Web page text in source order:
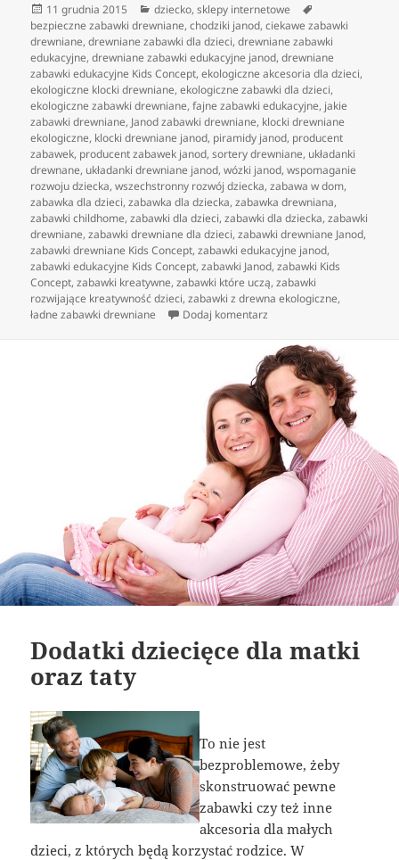
Data
publikacji
11 grudnia 2015 Kategorie
dziecko,sklepy internetowe
bezpieczne zabawki drewniane,chodziki janod,ciekawe zabawki
drewniane,drewniane zabawki dla dzieci,drewniane zabawki
edukacyjne,drewniane zabawki edukacyjne janod,drewniane
zabawki edukacyjne Kids Concept,ekologiczne akcesoria dla dzieci,
ekologiczne klocki drewniane,ekologiczne zabawki dla dzieci,
ekologiczne zabawki drewniane,fajne zabawki edukacyjne, jakie
zabawki drewniane, Janod zabawki drewniane, klocki drewniane
ekologiczne, klocki drewniane janod, piramidy janod, producent
zabawek, producent zabawek janod,sortery drewniane, układanki
drewnane, układanki drewniane janod,wózki janod,wspomaganie
rozwoju dziecka,wszechstronny rozwój dziecka,zabawa w dom,
zabawka dla dzieci,zabawka dla dziecka,zabawka drewniana,
zabawki childhome,zabawki dla dzieci,zabawki dla dziecka,zabawki
drewniane,zabawki drewniane dla dzieci,zabawki drewniane Janod,
zabawki drewniane Kids Concept,zabawki edukacyjne janod,
zabawki edukacyjne Kids Concept,zabawki Janod,zabawki Kids
Concept,zabawki kreatywne,zabawki które uczą,zabawki
rozwijające kreatywność dzieci,zabawki z drewna ekologiczne,
ładne zabawki drewniane
Dodaj komentarz
Dodatki dziecięce dla matki
oraz taty
To nie jest
bezproblemowe, żeby
skonstruować pewne
zabawki czy też inne
akcesoria dla małych
dzieci, z których będą korzystać rodzice. W